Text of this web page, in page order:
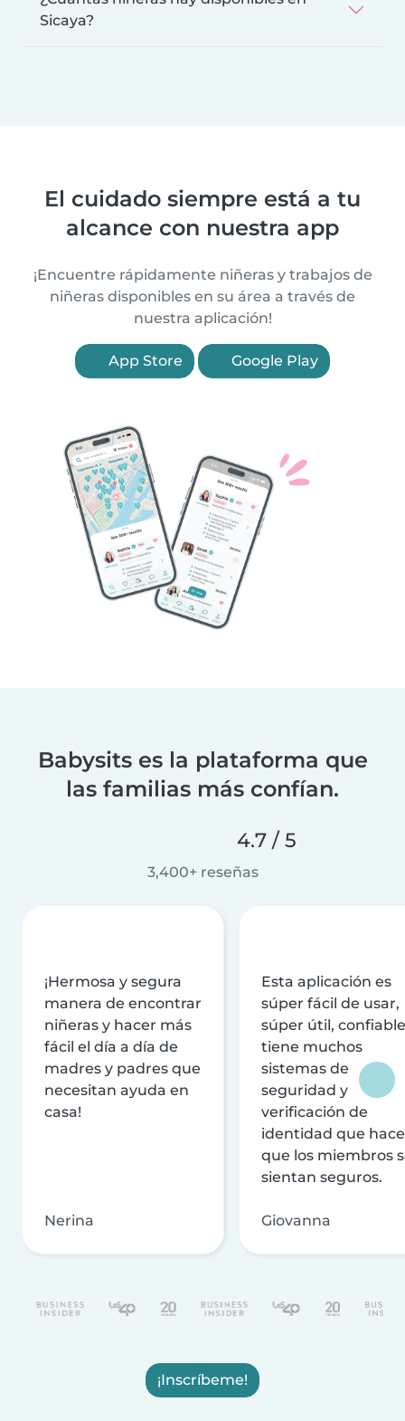
Sicaya?
El cuidado siempre está a tu
alcance con nuestra app
¡Encuentre rápidamente niñeras y trabajos de
niñeras disponibles en su área a través de
nuestra aplicación!
App Store Google Play
Babysits es la plataforma que
las familias más confían.
4.7 / 5
3,400+ reseñas
¡Hermosa y segura
manera de encontrar
niñeras y hacer más
fácil el día a día de
madres y padres que
necesitan ayuda en
casa!
Nerina
Esta aplicación es
súper fácil de usar,
súper útil,
tiene muchos
sistemas de
seguridad y
verificación de
identidad que
que los miembros
sientan seguros.
Giovanna
¡Inscríbeme!